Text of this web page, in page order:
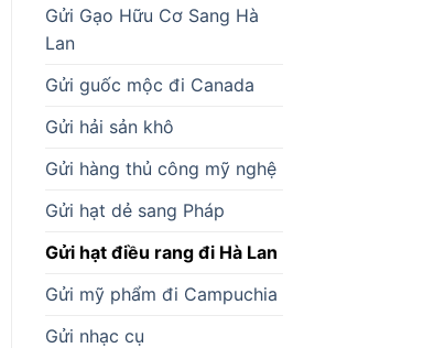
Gửi Gạo Hữu Cơ Sang Hà
Lan
Gửi guốc mộc đi Canada
Gửi hải sản khô
Gửi hàng thủ công mỹ nghệ
Gửi hạt dẻ sang Pháp
Gửi hạt điều rang đi Hà Lan
Gửi mỹ phẩm đi Campuchia
Gửi nhạc cụ